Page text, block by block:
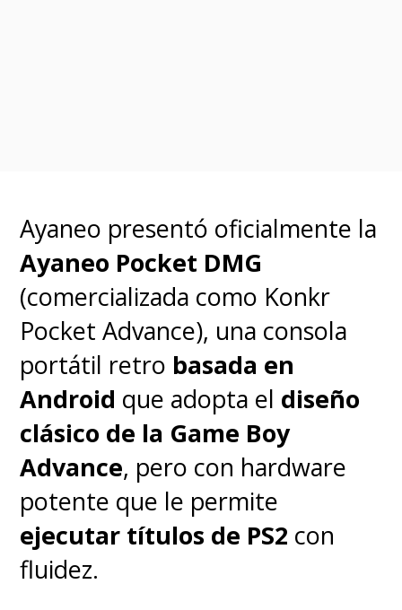
específicamente para usar en
VALORANT(no son PC ni
componentes de PC normales)",
dijo Riot. "Con nuestras últimas
actualizaciones,Vanguard
ahora hace que esos
dispositivos sean inútiles para
Valorant , pero no daña de
ninguna manera los
computadores, los
componentes del PC, ni su
Ayaneo presentó oficialmente la
Ayaneo Pocket DMG
(comercializada como Konkr
Pocket Advance), una consola
portátil retro basada en
Android que adopta el diseño
clásico de la Game Boy
Advance, pero con hardware
potente que le permite
ejecutar títulos de PS2 con
fluidez.